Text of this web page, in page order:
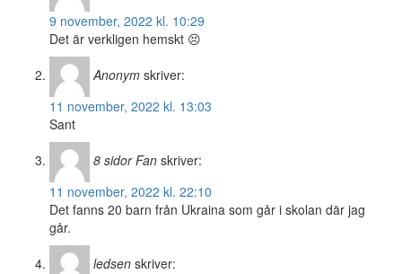
9 november, 2022 kl. 10:29
Det är verkligen hemskt 😣
Anonym skriver:
11 november, 2022 kl. 13:03
Sant
8 sidor Fan skriver:
11 november, 2022 kl. 22:10
Det fanns 20 barn från Ukraina som går i skolan där jag
går.
ledsen skriver: